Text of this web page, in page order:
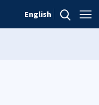
English